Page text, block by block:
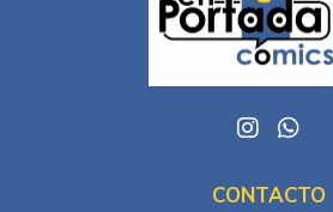
CONTACTO